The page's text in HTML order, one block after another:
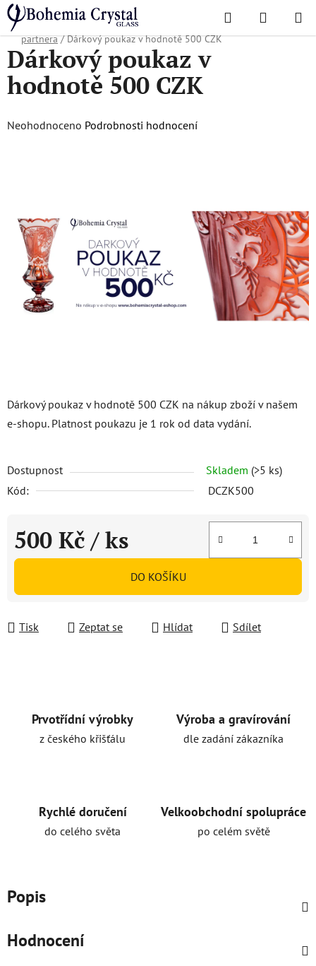
Přejít
na
obsah
Hledat
KOŠÍK
Domů
/ Oblíbené kolekce / Vánoční nabídka
Dárky pro obchodního
partnera / Dárkový poukaz v hodnotě 500 CZK
Dárkový poukaz v hodnotě 500 CZK na nákup zboží v našem
e-shopu. Platnost poukazu je 1 rok od data vydání.
Dostupnost Skladem (>5 ks)
Kód:
DCZK500
500 Kč / ks
Měrná cena:
DO KOŠÍKU
Tisk Zeptat se Hlídat Sdílet
Dárkový poukaz v
hodnotě 500 CZK
Průměrné
hvězdiček.
Neohodnoceno Podrobnosti hodnocení
Prvotřídní výrobky
z českého křišťálu
Výroba a gravírování
dle zadání zákazníka
Rychlé doručení
do celého světa
Velkoobchodní spolupráce
po celém světě
Popis
Hodnocení